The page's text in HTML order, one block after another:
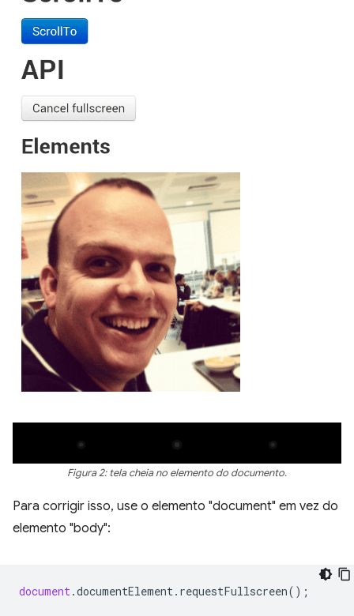
Figura 2: tela cheia no elemento do documento.
Para corrigir isso, use o elemento "document" em vez do
elemento "body":
document .documentElement . requestFullscreen();